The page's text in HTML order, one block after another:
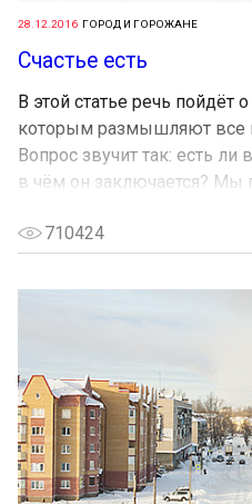
28.12.2016 ГОРОД И ГОРОЖАНЕ
Счастье есть
В этой статье речь пойдёт
которым размышляют все
Вопрос звучит так: есть
в чём он заключается? Мы
710424